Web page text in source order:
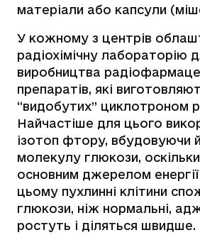
матеріали або капсули
У кожному з центрів
радіохімічну лабораторію
виробництва
препаратів, які
“видобутих” циклотроном
Найчастіше для цього
ізотоп фтору, вбудовуючи
молекулу глюкози,
основним джерелом
цьому пухлинні клітини
глюкози, ніж нормальні,
ростуть і діляться швидше.